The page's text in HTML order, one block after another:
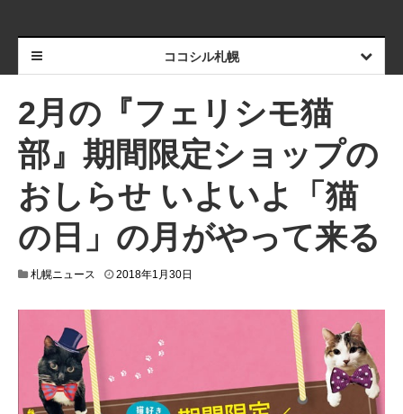
ココシル札幌
2月の『フェリシモ猫
部』期間限定ショップの
おしらせ いよいよ「猫
の日」の月がやって来る
札幌ニュース 2018年1月30日